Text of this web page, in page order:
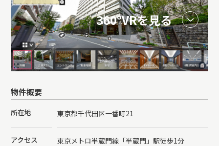
360°VRを見る
物件概要
所在地 東京都千代田区一番町21
アクセス
東京メトロ半蔵門線「半蔵門」駅徒歩1分